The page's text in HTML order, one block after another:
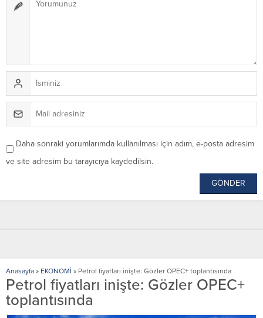
Daha sonraki yorumlarımda kullanılması için adım, e-posta adresim
ve site adresim bu tarayıcıya kaydedilsin.
Anasayfa » EKONOMİ » Petrol fiyatları inişte: Gözler OPEC+ toplantısında
Petrol fiyatları inişte: Gözler OPEC+
toplantısında